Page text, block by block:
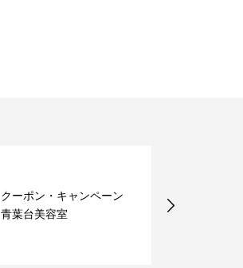
クーポン・キャンペーン
青葉台美容室